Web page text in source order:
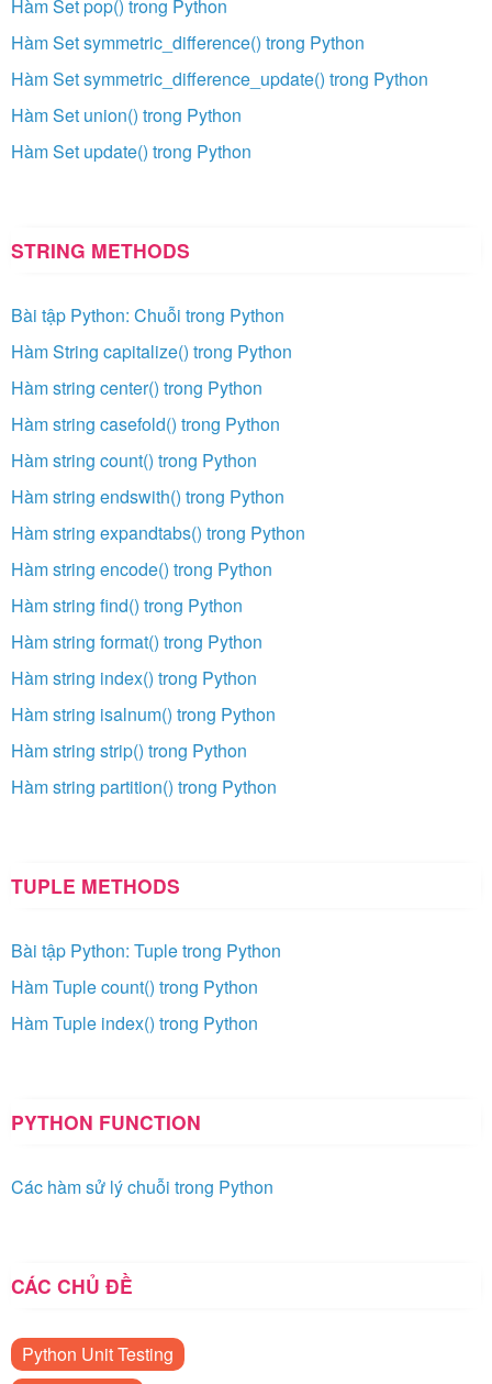
Hàm Set pop() trong Python
Hàm Set symmetric_difference() trong Python
Hàm Set symmetric_difference_update() trong Python
Hàm Set union() trong Python
Hàm Set update() trong Python
STRING METHODS
Bài tập Python: Chuỗi trong Python
Hàm String capitalize() trong Python
Hàm string center() trong Python
Hàm string casefold() trong Python
Hàm string count() trong Python
Hàm string endswith() trong Python
Hàm string expandtabs() trong Python
Hàm string encode() trong Python
Hàm string find() trong Python
Hàm string format() trong Python
Hàm string index() trong Python
Hàm string isalnum() trong Python
Hàm string strip() trong Python
Hàm string partition() trong Python
TUPLE METHODS
Bài tập Python: Tuple trong Python
Hàm Tuple count() trong Python
Hàm Tuple index() trong Python
PYTHON FUNCTION
Các hàm sử lý chuỗi trong Python
CÁC CHỦ ĐỀ
Python Unit Testing